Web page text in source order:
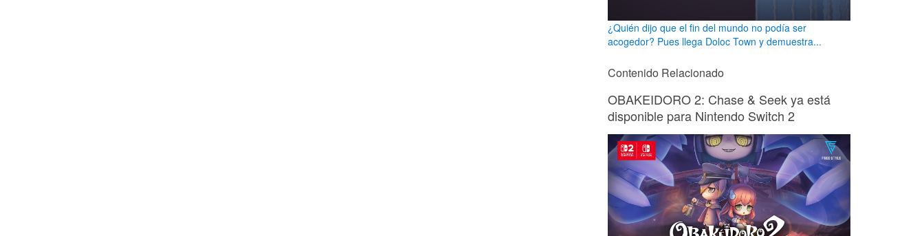
¿Quién dijo que el fin del mundo no podía ser
acogedor? Pues llega Doloc Town y demuestra...
Contenido Relacionado
OBAKEIDORO 2: Chase & Seek ya está
disponible para Nintendo Switch 2